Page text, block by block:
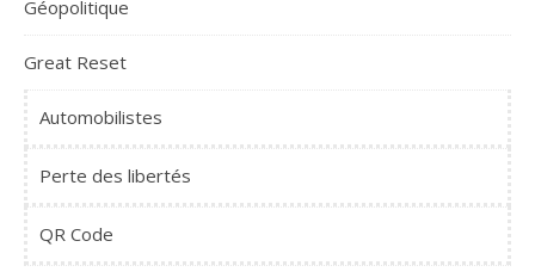
Géopolitique
Great Reset
Automobilistes
Perte des libertés
QR Code